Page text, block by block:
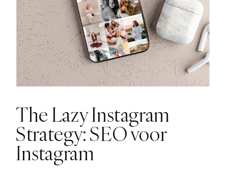
The Lazy Instagram
Strategy: SEO voor
Instagram